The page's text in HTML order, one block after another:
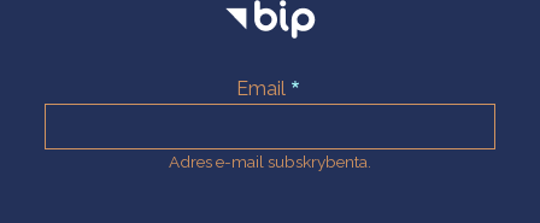
Email
Adres e-mail subskrybenta.